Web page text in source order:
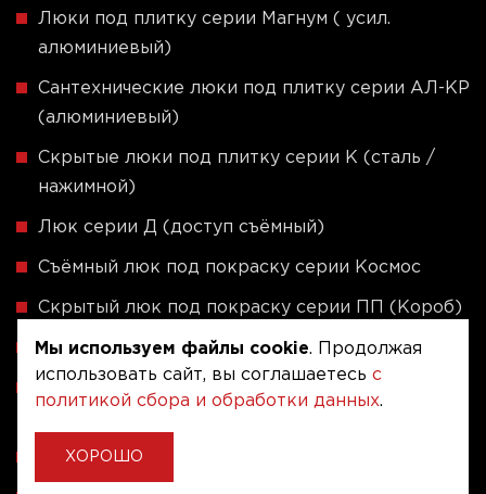
Люки под плитку серии Магнум ( усил.
алюминиевый)
Сантехнические люки под плитку серии АЛ-КР
(алюминиевый)
Скрытые люки под плитку серии K (сталь /
нажимной)
Люк серии Д (доступ съёмный)
Съёмный люк под покраску серии Космос
Скрытый люк под покраску серии ПП (Короб)
Люки под покраску и оклейку обоями серии У
Скрытые люки под плитку - Серия ЛПВК
Ревизионные люки серии A (сталь / присоска)
Мы используем файлы cookie. Продолжая
использовать сайт, вы соглашаетесь с
политикой сбора и обработки данных.
ХОРОШО